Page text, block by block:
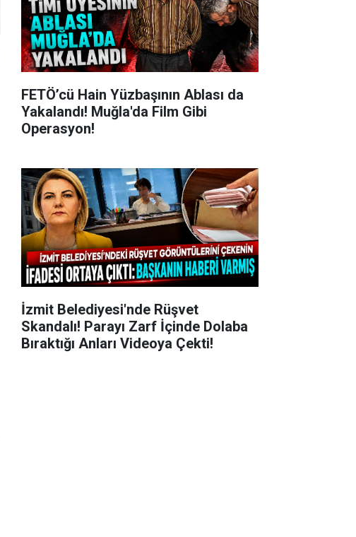
FETÖ’cü Hain Yüzbaşının Ablası da
Yakalandı! Muğla'da Film Gibi
Operasyon!
İzmit Belediyesi'nde Rüşvet
Skandalı! Parayı Zarf İçinde Dolaba
Bıraktığı Anları Videoya Çekti!